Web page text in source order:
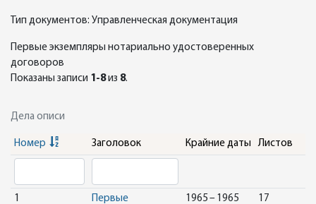
Тип документов: Управленческая документация
Первые экземпляры нотариально удостоверенных
договоров
Показаны записи 1-8из 8.
Дела описи
Номер Заголовок Крайние даты Листов
1
Первые
1965 – 1965 17